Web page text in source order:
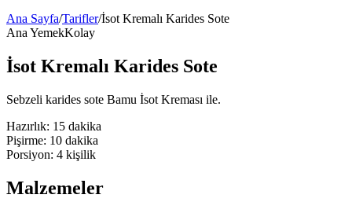
Ana Sayfa/Tarifler/İsot Kremalı Karides Sote
Ana YemekKolay
İsot Kremalı Karides Sote
Sebzeli karides sote Bamu İsot Kreması ile.
Hazırlık: 15 dakika
Pişirme: 10 dakika
Porsiyon: 4 kişilik
Malzemeler